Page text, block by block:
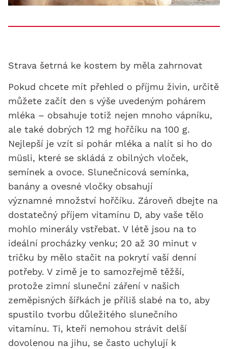
Strava šetrná ke kostem by měla zahrnovat
Pokud chcete mít přehled o příjmu živin, určitě
můžete začít den s výše uvedeným pohárem
mléka – obsahuje totiž nejen mnoho vápníku,
ale také dobrých 12 mg hořčíku na 100 g.
Nejlepší je vzít si pohár mléka a nalít si ho do
müsli, které se skládá z obilných vloček,
semínek a ovoce. Slunečnicová semínka,
banány a ovesné vločky obsahují
významné množství hořčíku. Zároveň dbejte na
dostatečný příjem vitamínu D, aby vaše tělo
mohlo minerály vstřebat. V létě jsou na to
ideální procházky venku; 20 až 30 minut v
tričku by mělo stačit na pokrytí vaší denní
potřeby. V zimě je to samozřejmě těžší,
protože zimní sluneční záření v našich
zeměpisných šířkách je příliš slabé na to, aby
spustilo tvorbu důležitého slunečního
vitamínu. Ti, kteří nemohou strávit delší
dovolenou na jihu, se často uchylují k